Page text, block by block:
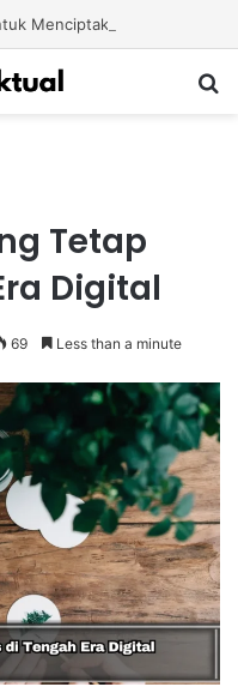
Tetap
Digital
69 Less than a minute